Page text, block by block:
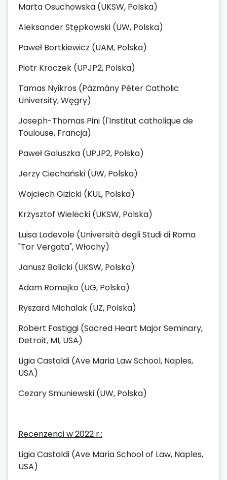
Marta Osuchowska (UKSW, Polska)
Aleksander Stępkowski (UW, Polska)
Paweł Bortkiewicz (UAM, Polska)
Piotr Kroczek (UPJP2, Polska)
Tamas Nyikros (Pázmány Péter Catholic
University, Węgry)
Joseph-Thomas Pini (l'Institut catholique de
Toulouse, Francja)
Paweł Galuszka (UPJP2, Polska)
Jerzy Ciechański (UW, Polska)
Wojciech Gizicki (KUL, Polska)
Krzysztof Wielecki (UKSW, Polska)
Luisa Lodevole (Università degli Studi di Roma
"Tor Vergata", Włochy)
Janusz Balicki (UKSW, Polska)
Adam Romejko (UG, Polska)
Ryszard Michalak (UZ, Polska)
Robert Fastiggi (Sacred Heart Major Seminary,
Detroit, MI, USA)
Ligia Castaldi (Ave Maria Law School, Naples,
USA)
Cezary Smuniewski (UW, Polska)
Recenzenci w 2022 r.:
Ligia Castaldi (Ave Maria School of Law, Naples,
USA)